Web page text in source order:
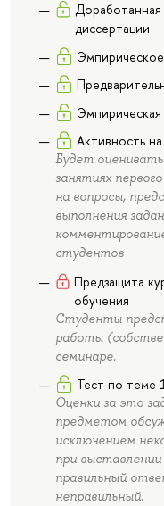
Доработанная
диссертации
Эмпирическая
Активность на
Будет
занятиях
на вопросы,
выполнения
студентов
Предзащита
обучения
Студенты
работы
семинаре.
Тест по теме
Оценки за это
предметом
исключением
при выставлении
правильный
неправильный.